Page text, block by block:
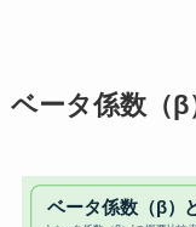
ベータ係数（